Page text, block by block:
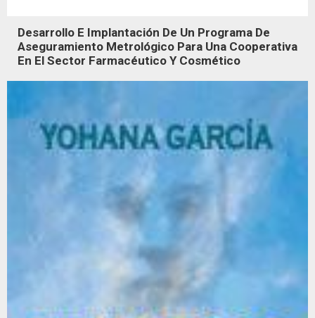
Desarrollo E Implantación De Un Programa De
Aseguramiento Metrológico Para Una Cooperativa
En El Sector Farmacéutico Y Cosmético